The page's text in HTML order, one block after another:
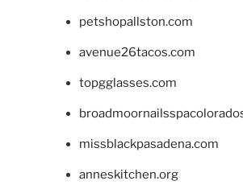
petshopallston.com
avenue26tacos.com
topgglasses.com
missblackpasadena.com
anneskitchen.org